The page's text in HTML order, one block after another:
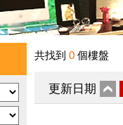
共找到 0 個樓盤
更新日期